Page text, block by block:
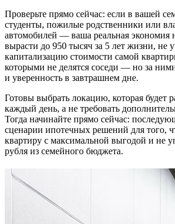
Проверьте прямо сейчас: если в вашей
студенты, пожилые родственники или
автомобилей — ваша реальная экономия
вырасти до 950 тысяч за 5 лет жизни, не
капитализацию стоимости самой
которыми не делятся соседи — но за
и уверенность в завтрашнем дне.
Готовы выбрать локацию, которая будет
каждый день, а не требовать
Тогда начинайте прямо сейчас:
сценарии ипотечных решений для того,
квартиру с максимальной выгодой и не
рубля из семейного бюджета.